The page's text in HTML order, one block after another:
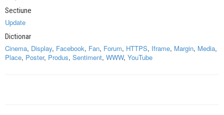
Sectiune
Update
Dictionar
Cinema, Display, Facebook, Fan, Forum, HTTPS, Iframe, Margin, Media,
Place, Poster, Produs, Sentiment, WWW, YouTube